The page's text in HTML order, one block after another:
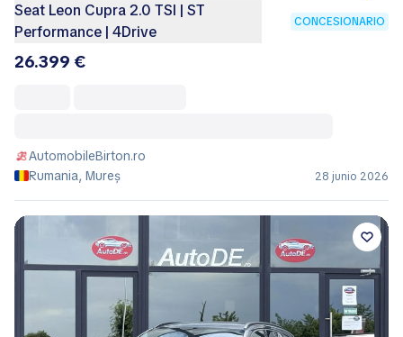
Seat Leon Cupra 2.0 TSI | ST
Performance | 4Drive
CONCESIONARIO
26.399 €
AutomobileBirton.ro
Rumania, Mureș
28 junio 2026